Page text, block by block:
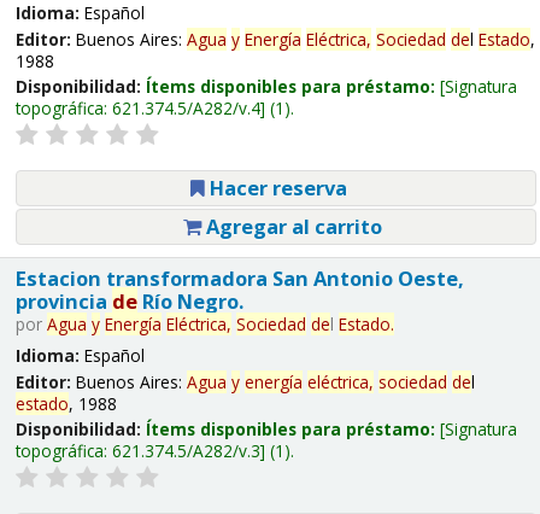
Idioma: Español
Editor: Buenos Aires: Agua y Energía Eléctrica, Sociedad del Estado,
1988
Disponibilidad: Ítems disponibles para préstamo: Signatura
topográfica: 621.374.5/A282/v.4 (1).
Hacer reserva
Agregar al carrito
Estacion transformadora San Antonio Oeste,
provincia deRío Negro.
por Agua y Energía Eléctrica, Sociedad del Estado.
Idioma: Español
Editor: Buenos Aires: Agua y energía eléctrica, sociedad del
estado, 1988
Disponibilidad: Ítems disponibles para préstamo: Signatura
topográfica: 621.374.5/A282/v.3 (1).